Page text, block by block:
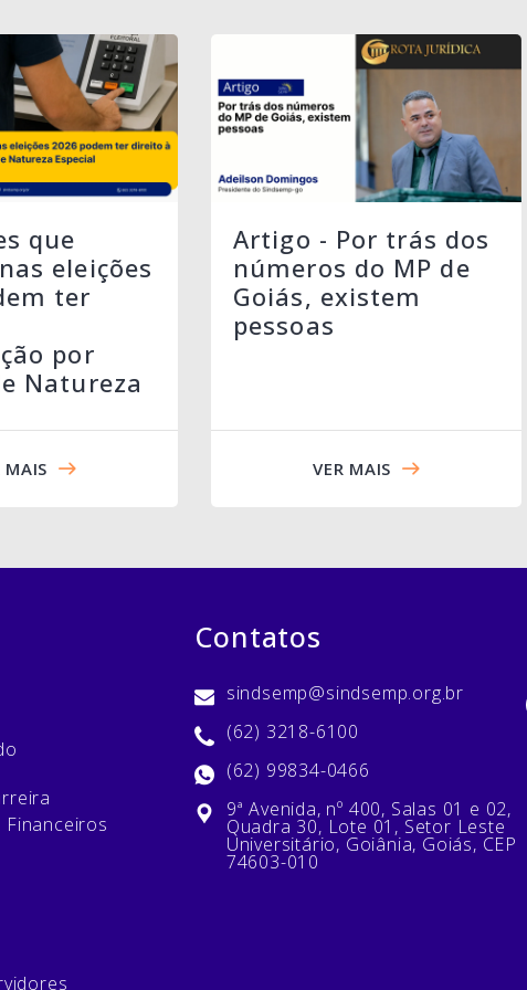
que
eleições
ter
por
Natureza
MAIS
Artigo - Por trás dos
números do MP de
Goiás, existem
pessoas
VER MAIS
Contatos
sindsemp@sindsemp.org.br
(62) 3218-6100
(62) 99834-0466
9ª Avenida, nº 400, Salas 01 e 02,
Quadra 30, Lote 01, Setor Leste
Universitário, Goiânia, Goiás, CEP
74603-010